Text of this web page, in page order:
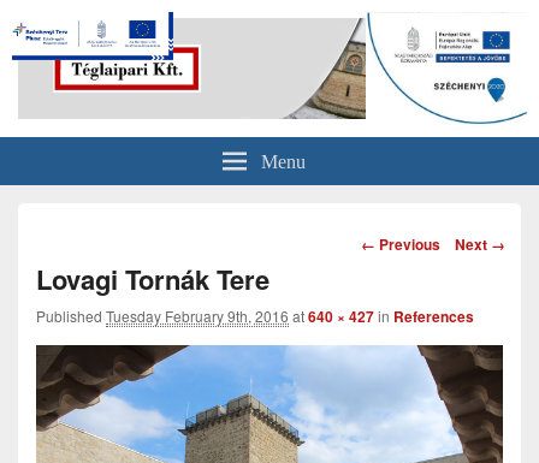
Északmagyar Téglaipari Kft. –
Serényfalva
Menu
Image
← Previous Next →
Lovagi Tornák Tere
Published Tuesday February 9th, 2016 at640 × 427in References